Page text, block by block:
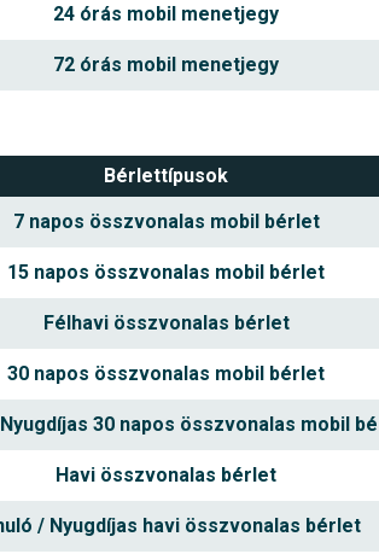
24 órás mobil menetjegy
72 órás mobil menetjegy
Bérlettípusok
7 napos összvonalas mobil bérlet
15 napos összvonalas mobil bérlet
Félhavi összvonalas bérlet
30 napos összvonalas mobil bérlet
30 napos összvonalas mobil
Havi összvonalas bérlet
/ Nyugdíjas havi összvonalas bérlet